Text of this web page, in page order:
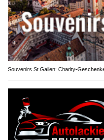
Souvenirs St.Gallen: Charity-